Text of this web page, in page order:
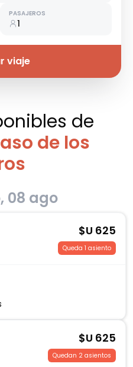
PASAJEROS
1
viaje
de
de los
08 ago
$U 625
Queda 1 asiento
$U 625
Quedan 2 asientos